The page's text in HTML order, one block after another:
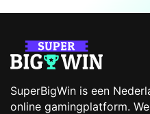
SuperBigWin is een
online gamingplatform. We